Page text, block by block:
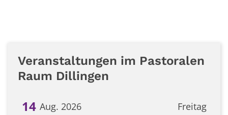
Veranstaltungen im Pastoralen
Raum Dillingen
Freitag
14 Aug. 2026